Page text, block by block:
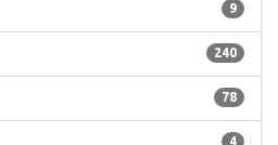
9
240
78
4